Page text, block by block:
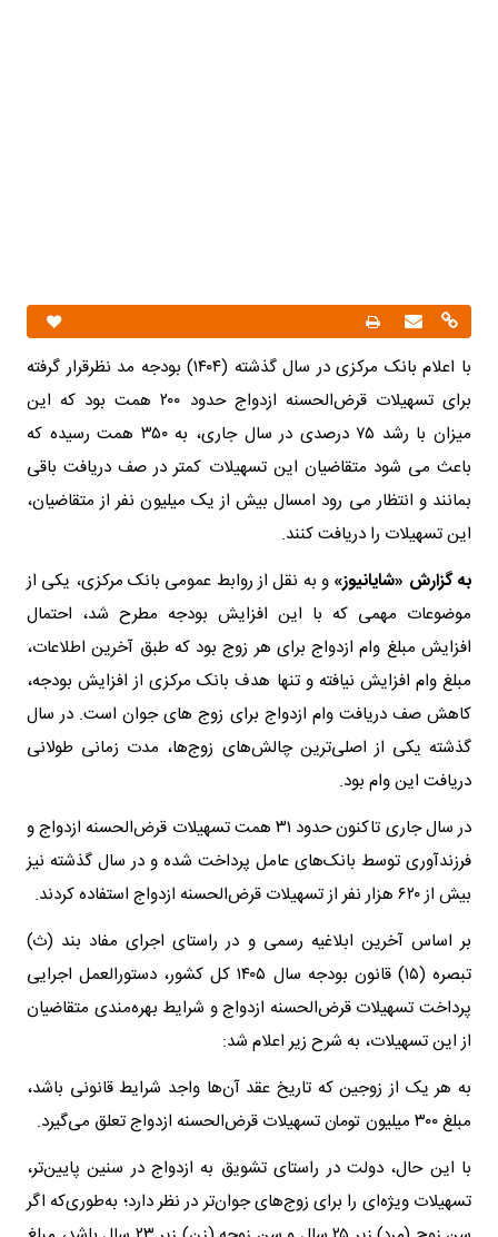
با اعلام بانک مرکزی در سال گذشته (۱۴۰۴) بودجه مد نظرقرار گرفته
برای تسهیلات قرض‌الحسنه ازدواج حدود ۲۰۰ همت بود که این
میزان با رشد ۷۵ درصدی در سال جاری، به ۳۵۰ همت رسیده که
باعث می شود متقاضیان این تسهیلات کمتر در صف دریافت باقی
بمانند و انتظار می رود امسال بیش از یک میلیون نفر از متقاضیان،
این تسهیلات را دریافت کنند.
به گزارش «شایانیوز» و به نقل از روابط عمومی بانک مرکزی، یکی از
موضوعات مهمی که با این افزایش بودجه مطرح شد، احتمال
افزایش مبلغ وام ازدواج برای هر زوج بود که طبق آخرین اطلاعات،
مبلغ وام افزایش نیافته و تنها هدف بانک مرکزی از افزایش بودجه،
کاهش صف دریافت وام ازدواج برای زوج های جوان است. در سال
گذشته یکی از اصلی‌ترین چالش‌های زوج‌ها، مدت زمانی طولانی
دریافت این وام بود.
در سال جاری تاکنون حدود ۳۱ همت تسهیلات قرض‌الحسنه ازدواج و
فرزندآوری توسط بانک‌های عامل پرداخت شده و در سال گذشته نیز
بیش از ۶۲۰ هزار نفر از تسهیلات قرض‌الحسنه ازدواج استفاده کردند.
بر اساس آخرین ابلاغیه رسمی و در راستای اجرای مفاد بند (ث)
تبصره (۱۵) قانون بودجه سال ۱۴۰۵ کل کشور، دستورالعمل اجرایی
پرداخت تسهیلات قرض‌الحسنه ازدواج و شرایط بهره‌مندی متقاضیان
از این تسهیلات، به شرح زیر اعلام شد:
به هر یک از زوجین که تاریخ عقد آن‌ها واجد شرایط قانونی باشد،
مبلغ ۳۰۰ میلیون تومان تسهیلات قرض‌الحسنه ازدواج تعلق می‌گیرد.
با این حال، دولت در راستای تشویق به ازدواج در سنین پایین‌تر،
تسهیلات ویژه‌ای را برای زوج‌های جوان‌تر در نظر دارد؛ به‌طوری‌که اگر